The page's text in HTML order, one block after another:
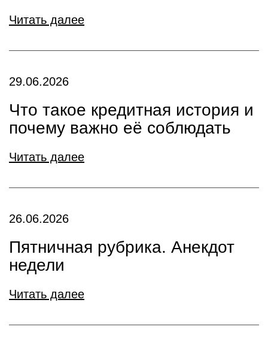
Читать далее
29.06.2026
Что такое кредитная история и
почему важно её соблюдать
Читать далее
26.06.2026
Пятничная рубрика. Анекдот
недели
Читать далее